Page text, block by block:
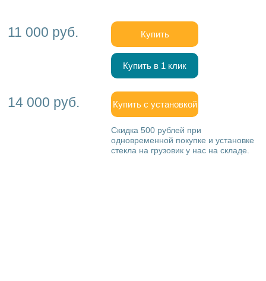
11 000 руб. Купить
Купить в 1 клик
14 000 руб. Купить с установкой
Скидка 500 рублей при
одновременной покупке и установке
стекла на грузовик у нас на складе.